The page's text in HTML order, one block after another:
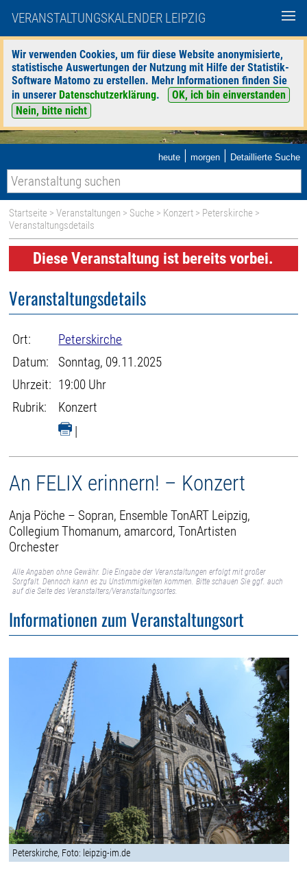
VERANSTALTUNGSKALENDER LEIPZIG
Wir verwenden Cookies, um für diese Website anonymisierte,
statistische Auswertungen der Nutzung mit Hilfe der Statistik-
Software Matomo zu erstellen. Mehr Informationen finden Sie
in unserer Datenschutzerklärung.
OK, ich bin einverstanden
Nein, bitte nicht
heute | morgen | Detaillierte Suche
Startseite >Veranstaltungen > Suche > Konzert > Peterskirche >
Veranstaltungsdetails
Diese Veranstaltung ist bereits vorbei.
Veranstaltungsdetails
Ort:
Peterskirche
Datum:
Sonntag, 09.11.2025
Uhrzeit: 19:00 Uhr
Rubrik:
Konzert
|
An FELIX erinnern! – Konzert
Anja Pöche – Sopran, Ensemble TonART Leipzig,
Collegium Thomanum, amarcord, TonArtisten
Orchester
Alle Angaben ohne Gewähr. Die Eingabe der Veranstaltungen erfolgt mit großer
Sorgfalt. Dennoch kann es zu Unstimmigkeiten kommen. Bitte schauen Sie ggf. auch
auf die Seite des Veranstalters/Veranstaltungsortes.
Informationen zum Veranstaltungsort
Peterskirche, Foto: leipzig-im.de